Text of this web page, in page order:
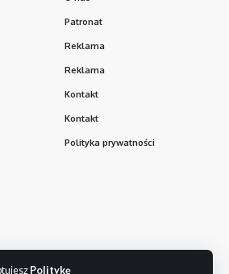
Politykę
Patronat
Reklama
Reklama
Kontakt
Kontakt
Polityka prywatności